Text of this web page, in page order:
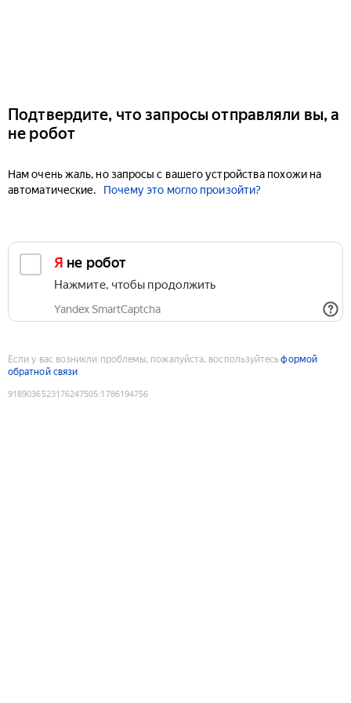
Подтвердите, что запросы отправляли вы, а
не робот
Нам очень жаль, но запросы с вашего устройства похожи на
автоматические.
Почему это могло произойти?
Я не робот
Нажмите, чтобы продолжить
Yandex SmartCaptcha
Если у вас возникли проблемы, пожалуйста, воспользуйтесьформой
обратной связи
9189036523176247505:1786194756